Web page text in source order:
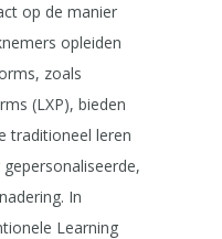
op de manier
opleiden
zoals
(LXP), bieden
traditioneel leren
In
Learning